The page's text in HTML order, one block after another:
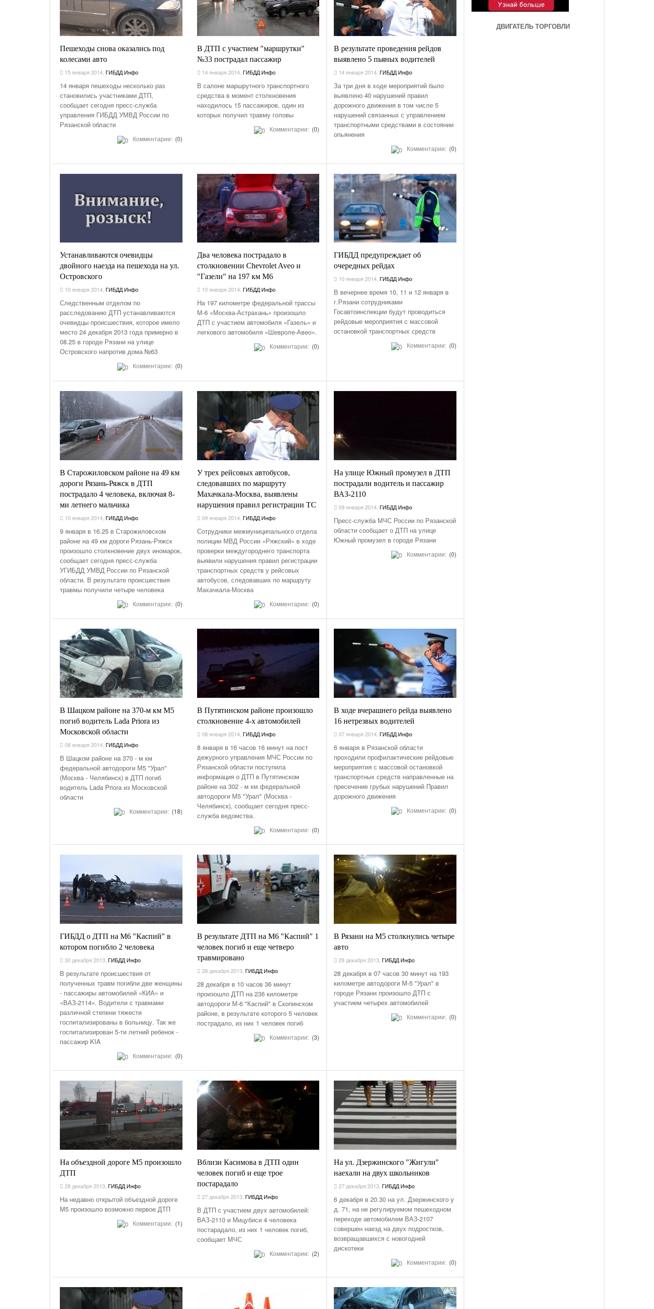
ТАКСИ РЯЗАНИ,
ОТЗЫВЫ
АВТОШКОЛЫ
АЗС
АВТОСТРАХОВАНИЕ
УСЛУГИ
ОТДЫХ В РЯЗАНИ
ШИННЫЕ ЦЕНТРЫ
ОБЪЯВЛЕНИЯ
АНЕКДОТЫ И
ЮМОР
Пешеходы снова оказались под
колесами авто
15 января 2014, ГИБДД Инфо
14 января пешеходы несколько раз
становились участниками ДТП,
сообщает сегодня пресс-служба
управления ГИБДД УМВД России по
Рязанской области
Комментарии: (0)
В ДТП с участием "маршрутки"
№33 пострадал пассажир
14 января 2014, ГИБДД Инфо
В салоне маршрутного транспортного
средства в момент столкновения
находилось 15 пассажиров, один из
которых получил травму головы
Комментарии: (0)
В результате проведения рейдов
выявлено 5 пьяных водителей
14 января 2014,ГИБДД Инфо
За три дня в ходе мероприятий было
выявлено 40 нарушений правил
дорожного движения в том числе 5
нарушений связанных с управлением
транспортными средствами в состоянии
опьянения
Комментарии: (0)
Устанавливаются очевидцы
двойного наезда на пешехода на ул.
Островского
10 января 2014, ГИБДД Инфо
Следственным отделом по
расследованию ДТП устанавливаются
очевидцы происшествия, которое имело
место 24 декабря 2013 года примерно в
08.25 в городе Рязани на улице
Островского напротив дома №63
Комментарии: (0)
Два человека пострадало в
столкновении Chevrolet Aveo и
"Газели" на 197 км М6
10 января 2014, ГИБДД Инфо
На 197 километре федеральной трассы
М-6 «Москва-Астрахань» произошло
ДТП с участием автомобиля «Газель» и
легкового автомобиля «Шевроле-Авео».
Комментарии: (0)
ГИБДД предупреждает об
очередных рейдах
10 января 2014,ГИБДД Инфо
В вечернее время 10, 11 и 12 января в
г.Рязани сотрудниками
Госавтоинспекции будут проводиться
рейдовые мероприятия с массовой
остановкой транспортных средств
Комментарии: (0)
В Старожиловском районе на 49 км
дороги Рязань-Ряжск в ДТП
пострадало 4 человека, включая 8-
ми летнего мальчика
10 января 2014 ГИБДД Инфо
9 января в 16.25 в Старожиловском
районе на 49 км дороги Рязань-Ряжск
произошло столкновение двух иномарок,
сообщает сегодня пресс-служба
УГИБДД УМВД России по Рязанской
области. В результате происшествия
травмы получили четыре человека
Комментарии: (0)
У трех рейсовых автобусов,
следовавших по маршруту
Махачкала-Москва, выявлены
нарушения правил регистрации ТС
09 января 2014, ГИБДД Инфо
Сотрудники межмуниципального отдела
полиции МВД России «Ряжский» в ходе
проверки междугороднего транспорта
выявили нарушения правил регистрации
транспортных средств у рейсовых
автобусов, следовавших по маршруту
Махачкала-Москва
Комментарии: (0)
На улице Южный промузел в ДТП
пострадали водитель и пассажир
ВАЗ-2110
09 января 2014 ,ГИБДД Инфо
Пресс-служба МЧС России по Рязанской
области сообщает о ДТП на улице
Южный промузел в городе Рязани
Комментарии: (0)
В Шацком районе на 370-м км М5
погиб водитель Lada Priora из
Московской области
08 января 2014 ГИБДД Инфо
В Шацком районе на 370 - м км
федеральной автодороги М5 "Урал"
(Москва - Челябинск) в ДТП погиб
водитель Lada Priora из Московской
области
Комментарии: (18)
В Путятинском районе произошло
столкновение 4-х автомобилей
08 января 2014, ГИБДД Инфо
8 января в 16 часов 16 минут на пост
дежурного управления МЧС России по
Рязанской области поступила
информация о ДТП в Путятинском
районе на 302 - м км федеральной
автодороги М5 "Урал" (Москва -
Челябинск), сообщает сегодня пресс-
служба ведомства.
Комментарии: (0)
В ходе вчерашнего рейда выявлено
16 нетрезвых водителей
07 января 2014 ,ГИБДД Инфо
6 января в Рязанской области
проходили профилактические рейдовые
мероприятия с массовой остановкой
транспортных средств направленные на
пресечение грубых нарушений Правил
дорожного движения
Комментарии: (0)
ГИБДД о ДТП на М6 "Каспий" в
котором погибло 2 человека
30 декабря 2013 ГИБДД Инфо
В результате происшествия от
полученных травм погибли две женщины
- пассажиры автомобилей «КИА» и
«ВАЗ-2114». Водители с травмами
различной степени тяжести
госпитализированы в больницу. Так же
госпитализирован 5-ти летний ребенок -
пассажир KIA
Комментарии: (0)
В результате ДТП на М6 "Каспий" 1
человек погиб и еще четверо
травмировано
28 декабря 2013, ГИБДД Инфо
28 декабря в 10 часов 36 минут
произошло ДТП на 236 километре
автодороги М-6 "Каспий" в Скопинском
районе, в результате которого 5 человек
пострадало, из них 1 человек погиб
Комментарии: (3)
В Рязани на М5 столкнулись четыре
авто
28 декабря 2013 ,ГИБДД Инфо
28 декабря в 07 часов 30 минут на 193
километре автодороги М-5 "Урал" в
городе Рязани произошло ДТП с
участием четырех автомобилей
Комментарии: (0)
На объездной дороге М5 произошло
ДТП
28 декабря 2013 ГИБДД Инфо
На недавно открытой объездной дороге
М5 произошло возможно первое ДТП
Комментарии: (1)
Вблизи Касимова в ДТП один
человек погиб и еще трое
постарадало
27 декабря 2013, ГИБДД Инфо
В ДТП с участием двух автомобилей:
ВАЗ-2110 и Мицубиси 4 человека
постарадало, из них 1 человек погиб,
сообщает МЧС
Комментарии: (2)
На ул. Дзержинского "Жигули"
наехали на двух школьников
27 декабря 2013 ,ГИБДД Инфо
6 декабря в 20.30 на ул. Дзержинского у
д. 71, на не регулируемом пешеходном
переходе автомобилем ВАЗ-2107
совершен наезд на двух подростков,
возвращавшихся с новогодней
дискотеки
Комментарии: (0)
ДВИГАТЕЛЬ ТОРГОВЛИ